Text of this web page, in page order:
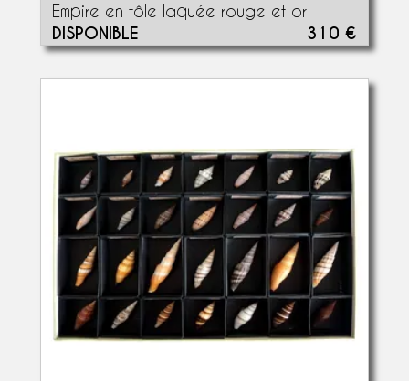
Empire en tôle laquée rouge et or
DISPONIBLE 310 €